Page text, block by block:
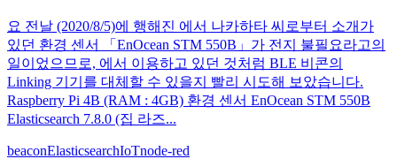
요 전날 (2020/8/5)에 행해진 에서 나카하타 씨로부터 소개가
있던 환경 센서 「EnOcean STM 550B」가 전지 불필요라고의
일이었으므로, 에서 이용하고 있던 것처럼 BLE 비콘의
Linking 기기를 대체할 수 있을지 빨리 시도해 보았습니다.
Raspberry Pi 4B (RAM : 4GB) 환경 센서 EnOcean STM 550B
Elasticsearch 7.8.0 (집 라즈...
beaconElasticsearchIoTnode-red